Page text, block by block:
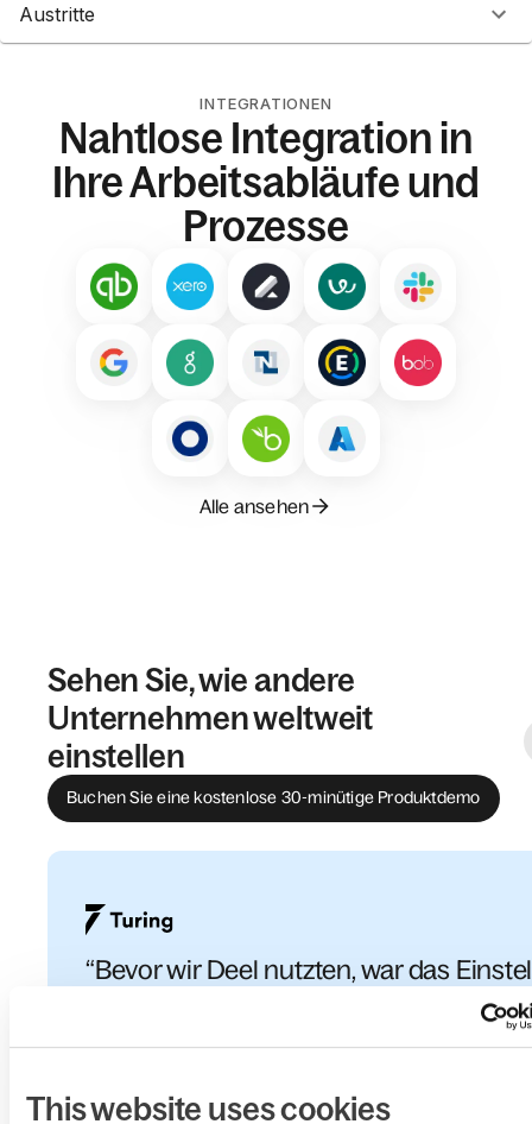
This website uses cookies
Austritte
INTEGRATIONEN
Nahtlose Integration in
Ihre Arbeitsabläufe und
Prozesse
Alle ansehen
Sehen Sie, wie andere
Unternehmen weltweit
einstellen
Buchen Sie eine kostenlose 30-minütige Produktdemo
“Bevor wir Deel nutzten, war das
und Bezahlen unseres globalen
Tortur. Jetzt können wir für unsere
Compliance und Zahlungen an einem